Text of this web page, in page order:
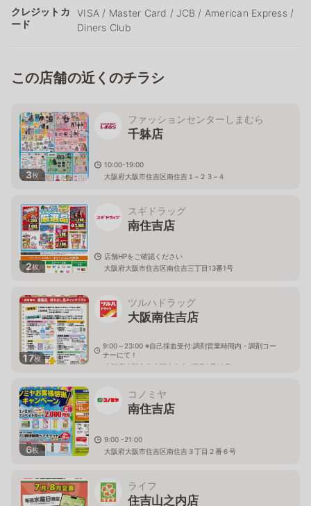
クレジットカ
ード
VISA / Master Card / JCB / American Express /
Diners Club
この店舗の近くのチラシ
3枚
ファッションセンターしまむら
千躰店
10:00-19:00
大阪府大阪市住吉区南住吉１−２３−４
2枚
スギドラッグ
南住吉店
店舗HPをご確認ください
大阪府大阪市住吉区南住吉三丁目13番1号
17枚
ツルハドラッグ
大阪南住吉店
9:00～23:00 ※自己採血受付:調剤営業時間内・調剤コー
ナーにて！
大阪府大阪市住吉区南住吉4丁目8番16号
6枚
コノミヤ
南住吉店
9:00 -21:00
大阪府大阪市住吉区南住吉３丁目２番６号
ライフ
住吉山之内店